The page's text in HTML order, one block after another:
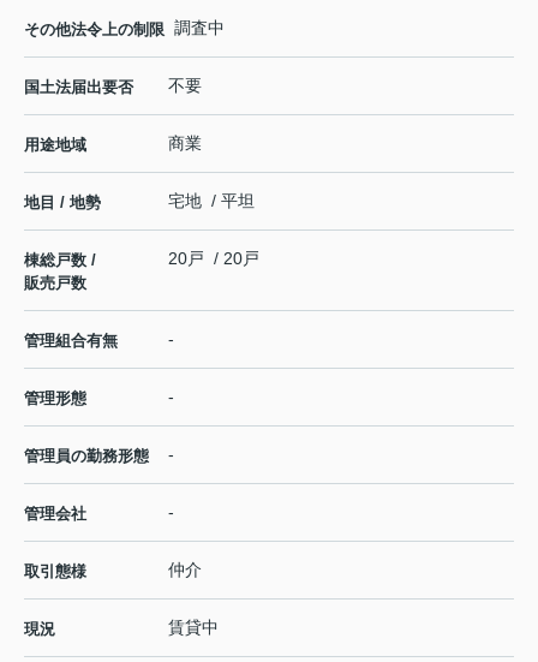
その他法令上の制限 調査中
国土法届出要否 不要
用途地域 商業
地目 / 地勢 宅地 / 平坦
棟総戸数 /
販売戸数
20戸 / 20戸
管理組合有無 -
管理形態 -
管理員の勤務形態 -
管理会社 -
取引態様 仲介
現況 賃貸中